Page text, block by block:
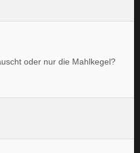
oder nur die Mahlkegel?